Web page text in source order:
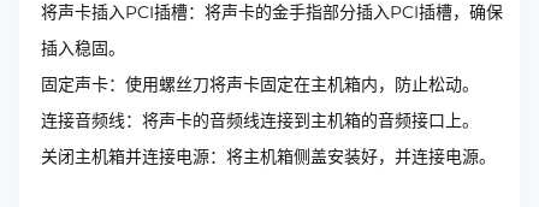
将声卡插入PCI插槽：将声卡的金手指部分插入PCI插槽，确保
插入稳固。
固定声卡：使用螺丝刀将声卡固定在主机箱内，防止松动。
连接音频线：将声卡的音频线连接到主机箱的音频接口上。
关闭主机箱并连接电源：将主机箱侧盖安装好，并连接电源。